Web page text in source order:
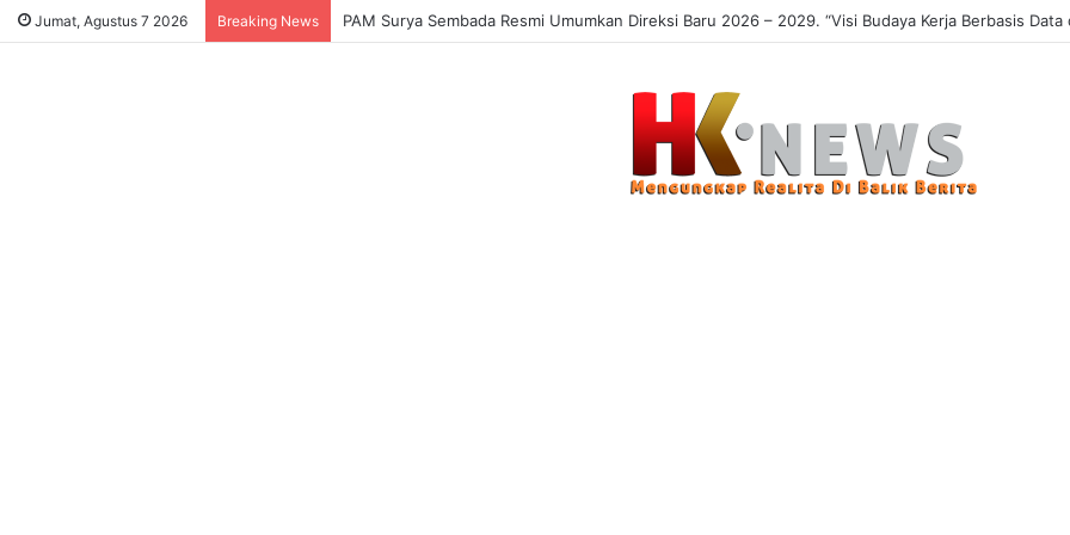
Jumat, Agustus 7 2026 Breaking News PAM Surya Sembada Resmi Umumkan Direksi Baru 2026 – 2029. “Visi Budaya Kerja Berbasis Data